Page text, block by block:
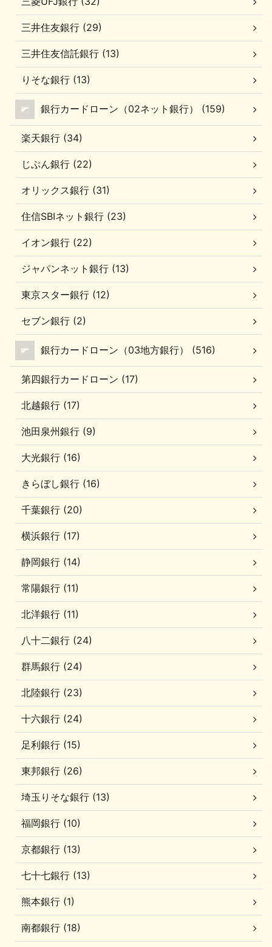
三井住友銀行 (29)
三井住友信託銀行 (13)
りそな銀行 (13)
銀行カードローン（02ネット銀行） (159)
楽天銀行 (34)
じぶん銀行 (22)
オリックス銀行 (31)
住信SBIネット銀行 (23)
イオン銀行 (22)
ジャパンネット銀行 (13)
東京スター銀行 (12)
セブン銀行 (2)
銀行カードローン（03地方銀行） (516)
第四銀行カードローン (17)
北越銀行 (17)
池田泉州銀行 (9)
大光銀行 (16)
きらぼし銀行 (16)
千葉銀行 (20)
横浜銀行 (17)
静岡銀行 (14)
常陽銀行 (11)
北洋銀行 (11)
八十二銀行 (24)
群馬銀行 (24)
北陸銀行 (23)
十六銀行 (24)
足利銀行 (15)
東邦銀行 (26)
埼玉りそな銀行 (13)
福岡銀行 (10)
京都銀行 (13)
七十七銀行 (13)
熊本銀行 (1)
南都銀行 (18)